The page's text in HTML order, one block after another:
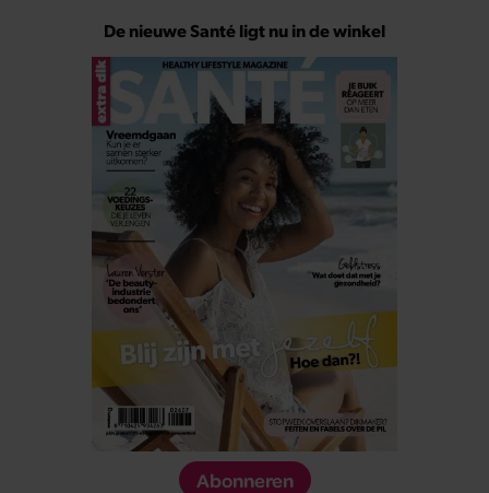
De nieuwe Santé ligt nu in de winkel
Abonneren